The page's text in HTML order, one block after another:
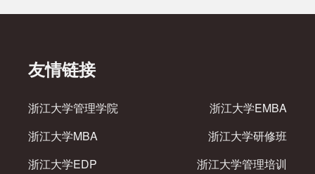
友情链接
浙江大学管理学院
浙江大学EMBA
浙江大学MBA
浙江大学研修班
浙江大学EDP
浙江大学管理培训